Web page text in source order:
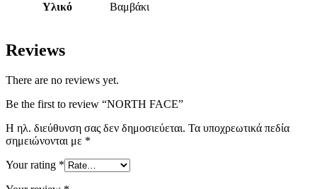
Υλικό Βαμβάκι
Reviews
There are no reviews yet.
Be the first to review “NORTH FACE”
Η ηλ. διεύθυνση σας δεν δημοσιεύεται. Τα υποχρεωτικά πεδία
σημειώνονται με *
Your rating *